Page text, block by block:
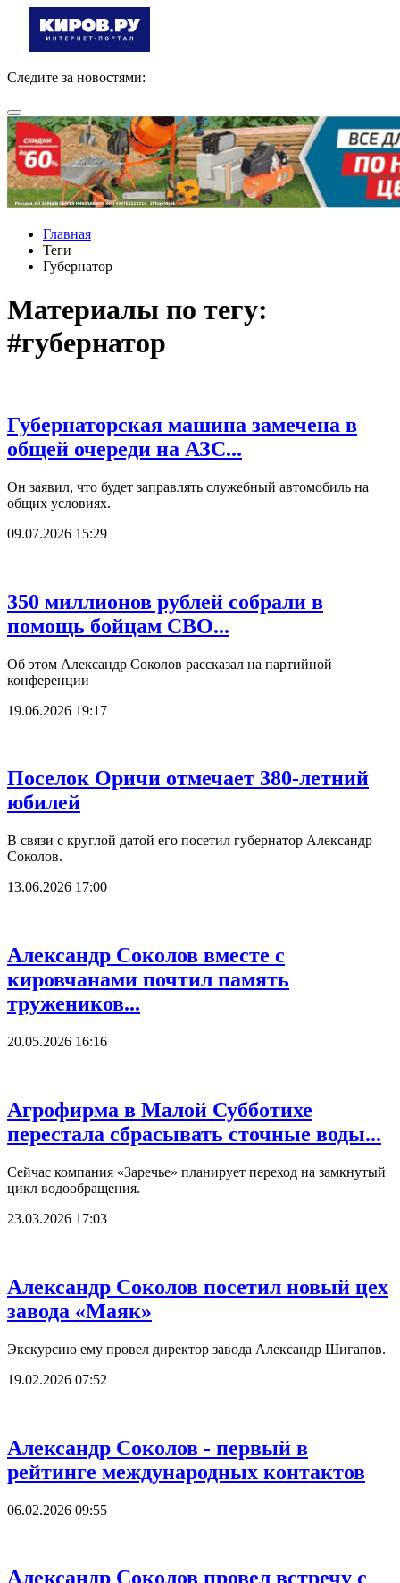
Следите за новостями:
Главная
Теги
Губернатор
Материалы по тегу:
#губернатор
Губернаторская машина замечена в
общей очереди на АЗС...
Он заявил, что будет заправлять служебный автомобиль на
общих условиях.
09.07.2026 15:29
350 миллионов рублей собрали в
помощь бойцам СВО...
Об этом Александр Соколов рассказал на партийной
конференции
19.06.2026 19:17
Поселок Оричи отмечает 380-летний
юбилей
В связи с круглой датой его посетил губернатор Александр
Соколов.
13.06.2026 17:00
Александр Соколов вместе с
кировчанами почтил память
тружеников...
20.05.2026 16:16
Агрофирма в Малой Субботихе
перестала сбрасывать сточные воды...
Сейчас компания «Заречье» планирует переход на замкнутый
цикл водообращения.
23.03.2026 17:03
Александр Соколов посетил новый цех
завода «Маяк»
Экскурсию ему провел директор завода Александр Шигапов.
19.02.2026 07:52
Александр Соколов - первый в
рейтинге международных контактов
06.02.2026 09:55
Александр Соколов провел встречу с